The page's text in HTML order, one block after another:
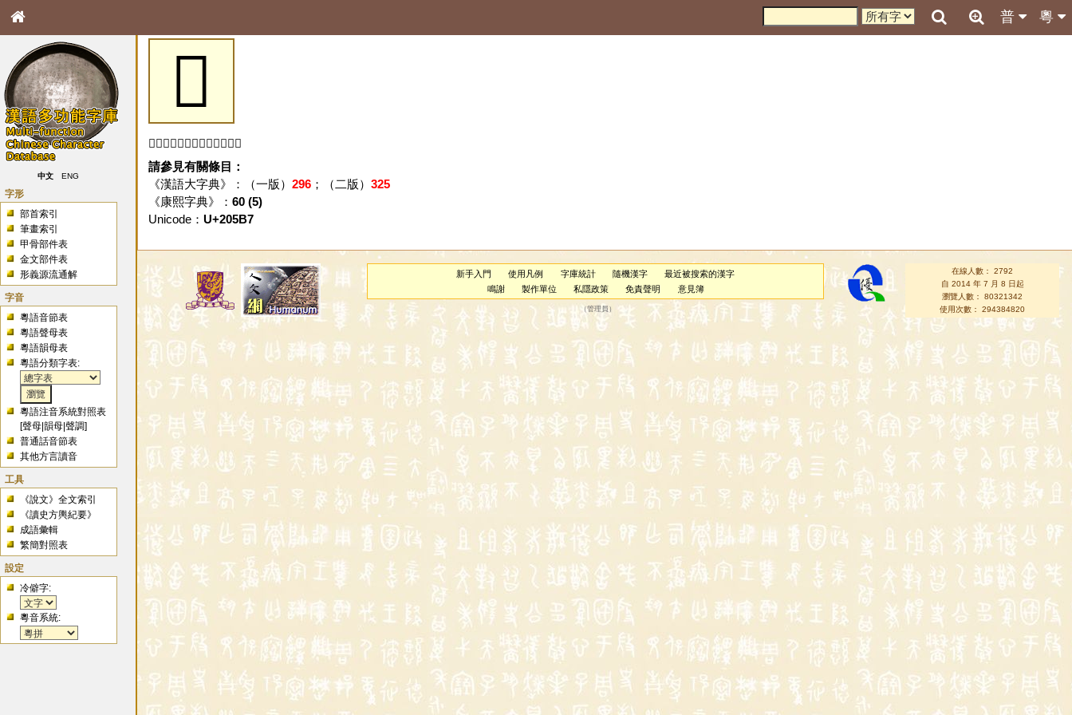
粵
普
中文 ENG
字形
部首索引
筆畫索引
甲骨部件表
金文部件表
形義源流通解
字音
粵語音節表
粵語聲母表
粵語韻母表
粵語分類字表:
粵語注音系統對照表
[聲母 |韻母 |聲調]
普通話音節表
其他方言讀音
工具
《說文》全文索引
《讀史方輿紀要》
成語彙輯
繁簡對照表
設定
冷僻字:
粵音系統:
𠖷
「𠖷」字未收錄於本資料庫。
請參見有關條目：
《漢語大字典》：（一版） 296；（二版） 325
《康熙字典》： 60 (5)
Unicode： U+205B7
新手入門 使用凡例 字庫統計 隨機漢字
最近被搜索的漢字
鳴謝
製作單位 私隱政策 免責聲明 意見簿
（管理員 ）
在線人數： 2792
自 2014 年 7 月 8 日起
瀏覽人數： 80321342
使用次數： 294384820